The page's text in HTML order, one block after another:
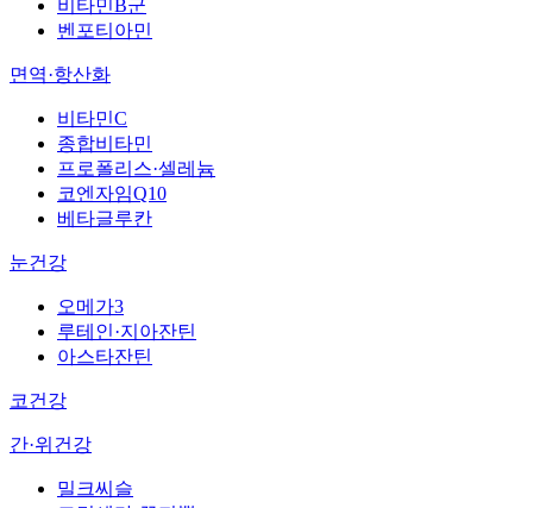
비타민B군
벤포티아민
면역·항산화
비타민C
종합비타민
프로폴리스·셀레늄
코엔자임Q10
베타글루칸
눈건강
오메가3
루테인·지아잔틴
아스타잔틴
코건강
간·위건강
밀크씨슬